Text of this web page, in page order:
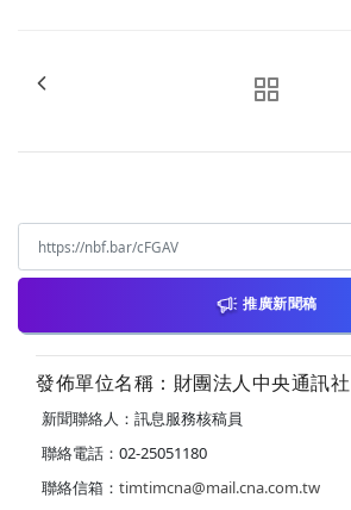
推廣新聞稿
發佈單位名稱：財團法人中央通訊社
新聞聯絡人：訊息服務核稿員
聯絡電話：02-25051180
聯絡信箱： timtimcna@mail.cna.com.tw